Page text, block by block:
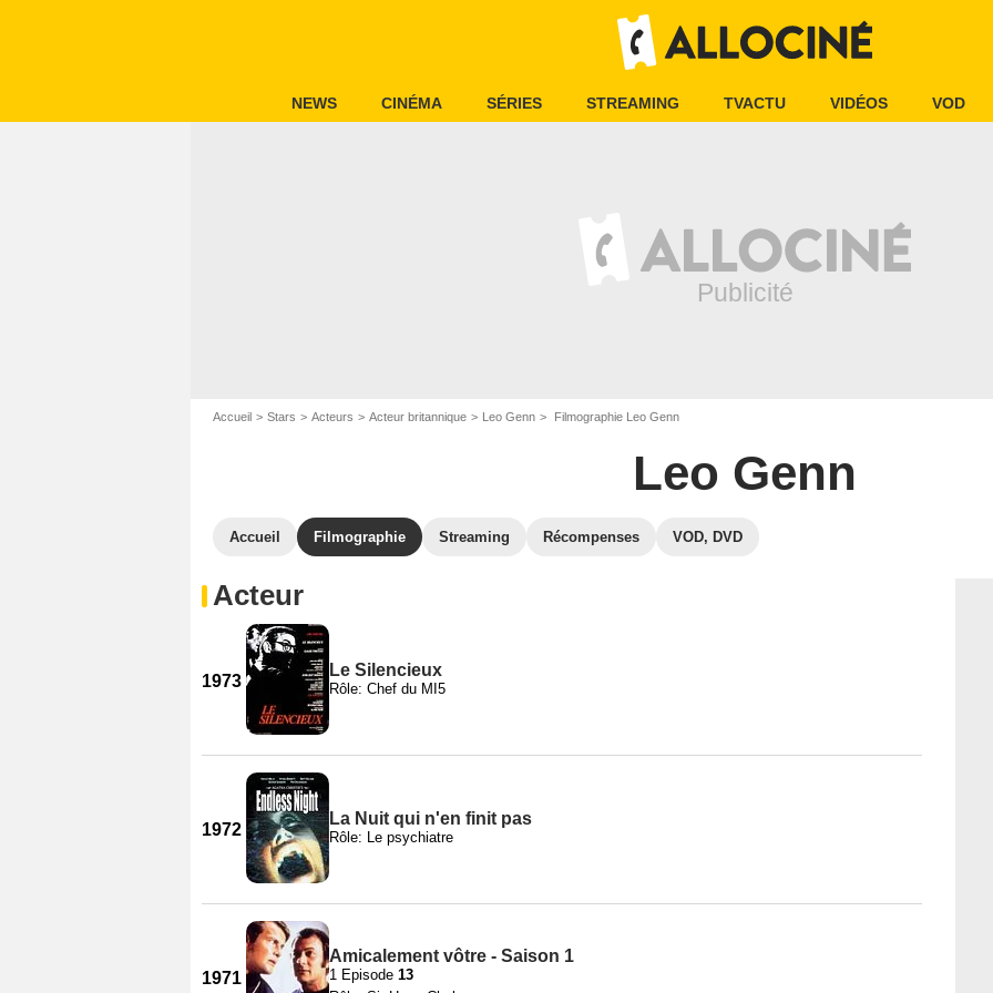
NEWS CINÉMA SÉRIES STREAMING TVACTU VIDÉOS VOD
Accueil Stars Acteurs Acteur britannique Leo Genn Filmographie Leo Genn
Leo Genn
Accueil Filmographie Streaming Récompenses VOD, DVD
Acteur
1973
Le Silencieux
Rôle: Chef du MI5
1972
La Nuit qui n'en finit pas
Rôle: Le psychiatre
1971
Amicalement vôtre - Saison 1
1 Episode 13